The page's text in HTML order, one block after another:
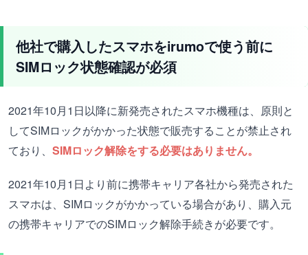
他社で購入したスマホをirumoで使う前に
SIMロック状態確認が必須
2021年10月1日以降に新発売されたスマホ機種は、原則と
してSIMロックがかかった状態で販売することが禁止され
ており、 SIMロック解除をする必要はありません。
2021年10月1日より前に携帯キャリア各社から発売された
スマホは、SIMロックがかかっている場合があり、購入元
の携帯キャリアでのSIMロック解除手続きが必要です。